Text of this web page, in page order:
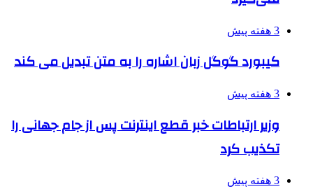
3 هفته پیش
کیبورد گوگل زبان اشاره را به متن تبدیل می کند
3 هفته پیش
وزیر ارتباطات خبر قطع اینترنت پس از جام جهانی را
تکذیب کرد
3 هفته پیش